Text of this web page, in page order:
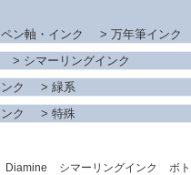
ン軸・インク > 万年筆インク
> シマーリングインク
ク > 緑系
ク > 特殊
Diamine シマーリングインク
ボ